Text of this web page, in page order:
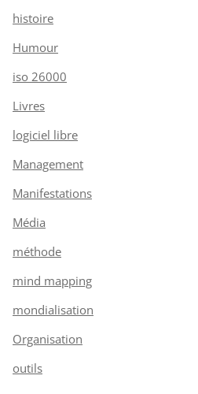
histoire
Humour
iso 26000
Livres
logiciel libre
Management
Manifestations
Média
méthode
mind mapping
mondialisation
Organisation
outils